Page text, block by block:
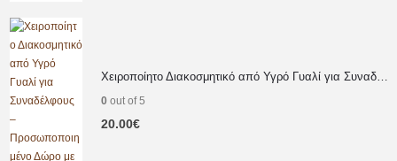
Χειροποίητο Διακοσμητικό από Υγρό Γυαλί για Συναδέλφους – Προσωποποιημένο Δώρο με Αφιέρωση
0 out of 5
20.00€